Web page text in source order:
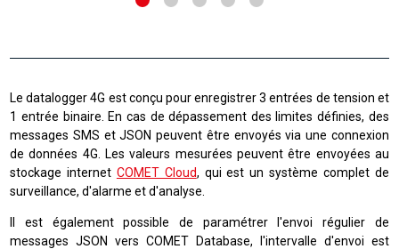
Le datalogger 4G est conçu pour enregistrer 3 entrées de tension et
1 entrée binaire. En cas de dépassement des limites définies, des
messages SMS et JSON peuvent être envoyés via une connexion
de données 4G. Les valeurs mesurées peuvent être envoyées au
stockage internet COMET Cloud, qui est un système complet de
surveillance, d'alarme et d'analyse
Il est également possible de paramétrer l'envoi régulier de
messages JSON vers COMET Database, l'intervalle d'envoi est